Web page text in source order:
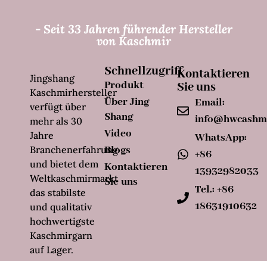
- Seit 33 Jahren führender Hersteller
von Kaschmir
Schnellzugriff
Produkt
Über Jing
Shang
Video
Blogs
Kontaktieren
Sie uns
Kontaktieren
Sie uns
Email:
WhatsApp:
+86
13932982033
Tel.: +86
18631910632
Jingshang
Kaschmirhersteller
verfügt über
mehr als 30
Jahre
Branchenerfahrung
und bietet dem
Weltkaschmirmarkt
das stabilste
und qualitativ
hochwertigste
Kaschmirgarn
auf Lager.